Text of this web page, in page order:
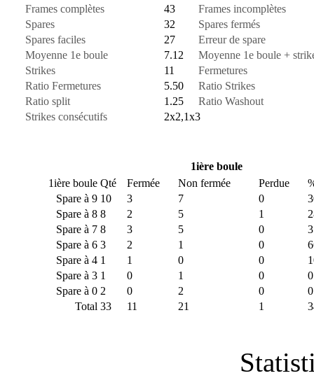
Frames complètes
43
Frames incomplètes
Spares
32
Spares fermés
Spares faciles
27
Erreur de spare
Moyenne 1e boule
7.12
Moyenne 1e boule +
Strikes
11
Fermetures
Ratio Fermetures
5.50
Ratio Strikes
Ratio split
1.25
Ratio Washout
Strikes consécutifs
2x2,1x3
1ière boule
1ière boule Qté Fermée Non fermée Perdue
Spare à 9 10 3 7 0
Spare à 8 8 2 5 1
Spare à 7 8 3 5 0
Spare à 6 3 2 1 0
Spare à 4 1 1 0 0
Spare à 3 1 0 1 0
Spare à 0 2 0 2 0
Total 33 11 21 1